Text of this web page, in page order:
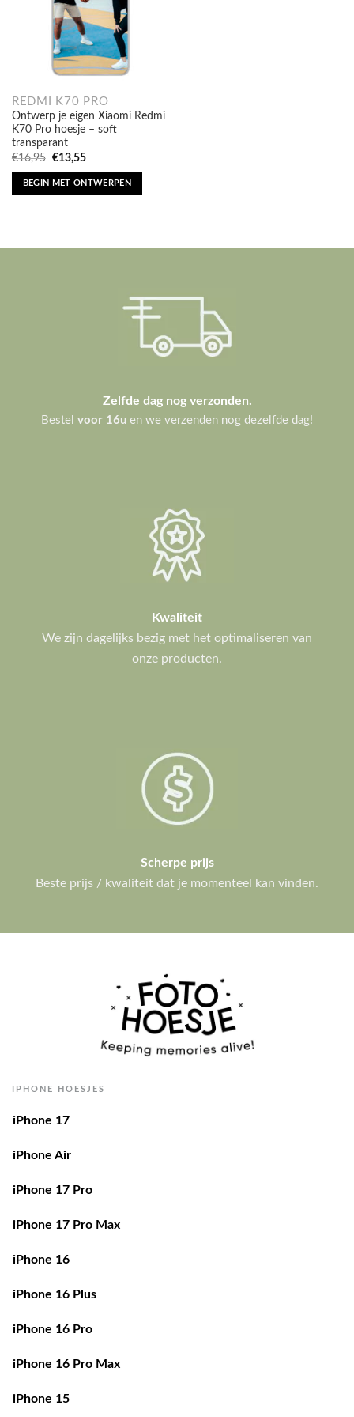
REDMI K70 PRO
Ontwerp je eigen Xiaomi Redmi
K70 Pro hoesje – soft
transparant
€16,95 Oorspronkelijke
was:
€16,95.
€13,55Huidige
is:
€13,55.
BEGIN MET ONTWERPEN
Zelfde dag nog verzonden.
Bestel voor 16u en we verzenden nog dezelfde dag!
Kwaliteit
We zijn dagelijks bezig met het optimaliseren van
onze producten.
Scherpe prijs
Beste prijs / kwaliteit dat je momenteel kan vinden.
IPHONE HOESJES
iPhone 17
iPhone Air
iPhone 17 Pro
iPhone 17 Pro Max
iPhone 16
iPhone 16 Plus
iPhone 16 Pro
iPhone 16 Pro Max
iPhone 15